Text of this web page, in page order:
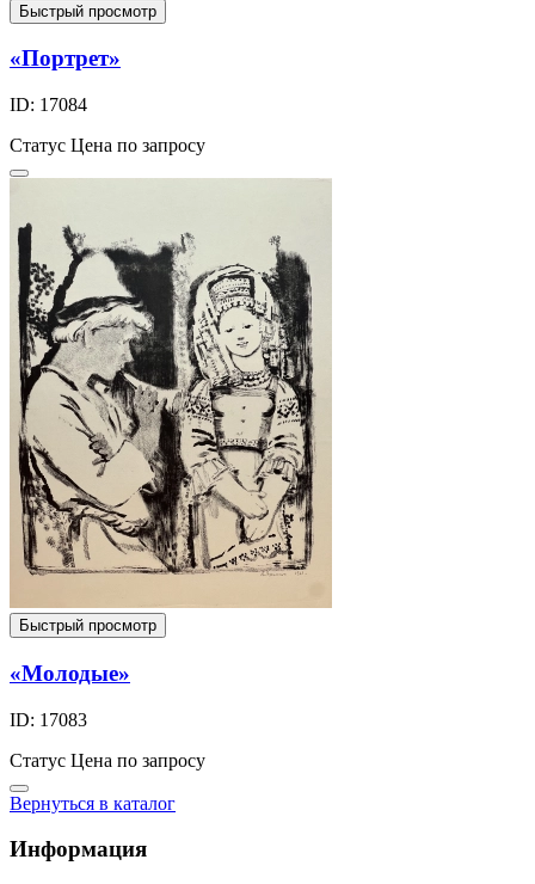
Быстрый просмотр
«Портрет»
ID: 17084
Статус Цена по запросу
Быстрый просмотр
«Молодые»
ID: 17083
Статус Цена по запросу
Вернуться в каталог
Информация